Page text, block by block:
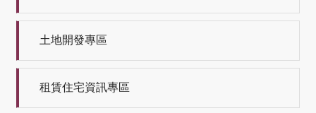
土地開發專區
租賃住宅資訊專區